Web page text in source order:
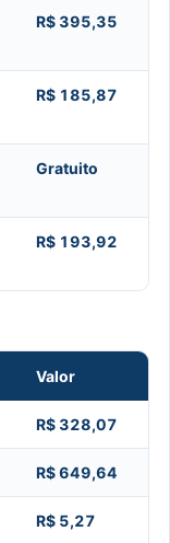
R$ 395,35
R$ 185,87
Gratuito
R$ 193,92
Valor
R$ 328,07
R$ 649,64
R$ 5,27